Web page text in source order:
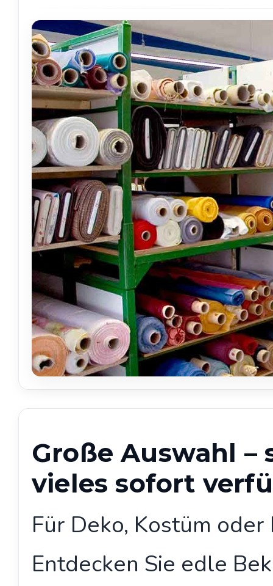
Große Auswahl –
vieles sofort
Für Deko, Kostüm
Entdecken Sie edle